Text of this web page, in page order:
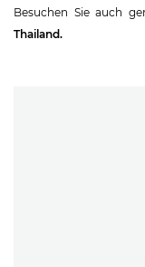
Besuchen Sie auch
Thailand.